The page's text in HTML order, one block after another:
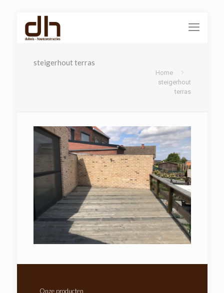
steigerhout terras
Home
steigerhout
terras
Onze producten